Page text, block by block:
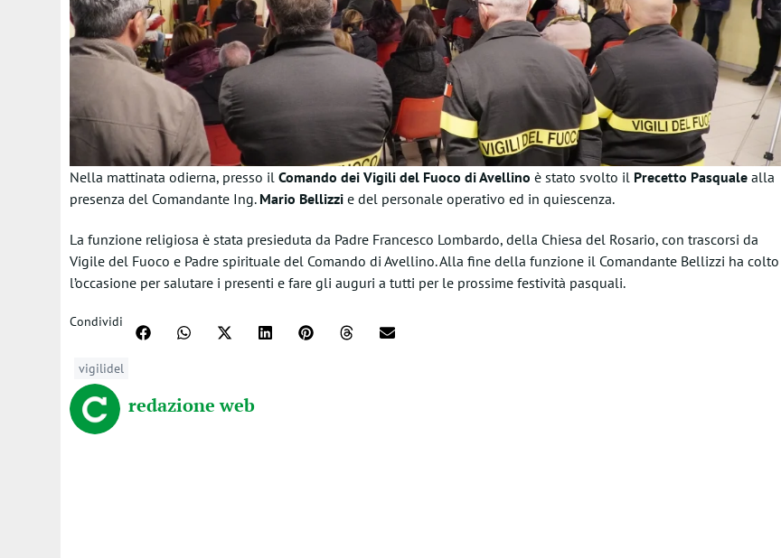
Nella mattinata odierna, presso il Comando dei Vigili del Fuoco di Avellino è stato svolto il Precetto Pasqualealla
presenza del Comandante Ing. Mario Bellizzie del personale operativo ed in quiescenza.
La funzione religiosa è stata presieduta da Padre Francesco Lombardo, della Chiesa del Rosario, con trascorsi da
Vigile del Fuoco e Padre spirituale del Comando di Avellino. Alla fine della funzione il Comandante Bellizzi ha colto
l’occasione per salutare i presenti e fare gli auguri a tutti per le prossime festività pasquali.
Condividi
vigilidel
redazione web